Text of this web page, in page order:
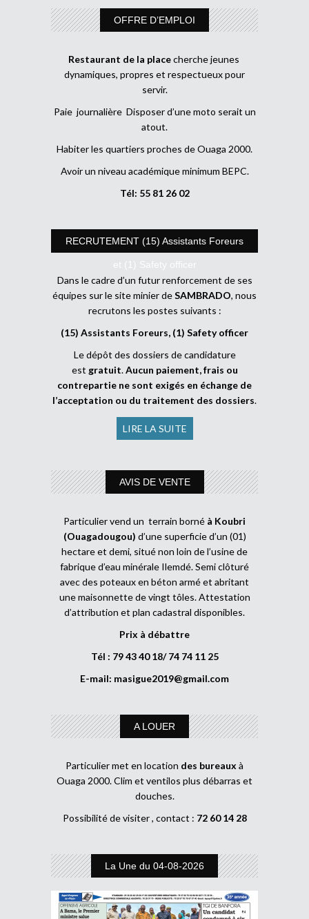
OFFRE D’EMPLOI
Restaurant de la placecherche jeunes
dynamiques, propres et respectueux pour
servir.
Paie journalière Disposer d’une moto serait un
atout.
Habiter les quartiers proches de Ouaga 2000.
Avoir un niveau académique minimum BEPC.
Tél: 55 81 26 02
RECRUTEMENT (15) Assistants Foreurs
et (1) Safety officer
Dans le cadre d’un futur renforcement de ses
équipes sur le site minier deSAMBRADO, nous
recrutons les postes suivants :
(15) Assistants Foreurs, (1) Safety officer
Le dépôt des dossiers de candidature
est gratuit.Aucun paiement, frais ou
contrepartie ne sont exigés en échange de
l’acceptation ou du traitement des dossiers.
LIRE LA SUITE
AVIS DE VENTE
Particulier vend un terrain borné à Koubri
(Ouagadougou) d’une superficie d’un (01)
hectare et demi, situé non loin de l’usine de
fabrique d’eau minérale Ilemdé. Semi clôturé
avec des poteaux en béton armé et abritant
une maisonnette de vingt tôles. Attestation
d’attribution et plan cadastral disponibles.
Prix à débattre
Tél : 79 43 40 18/ 74 74 11 25
E-mail: masigue2019@gmail.com
A LOUER
Particulier met en location des bureaux à
Ouaga 2000. Clim et ventilos plus débarras et
douches.
Possibilité de visiter , contact : 72 60 14 28
La Une du 04-08-2026